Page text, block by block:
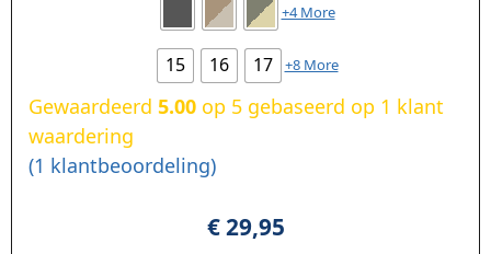
+4 More
15 16 17 +8 More
Gewaardeerd 5.00 op 5 gebaseerd op 1 klant
waardering
(1 klantbeoordeling)
€29,95